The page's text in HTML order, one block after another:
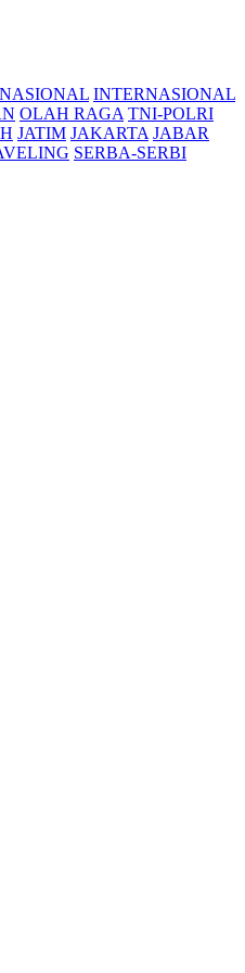
NASIONAL INTERNASIONAL
OLAH RAGA TNI-POLRI
JATIM JAKARTA JABAR
SERBA-SERBI